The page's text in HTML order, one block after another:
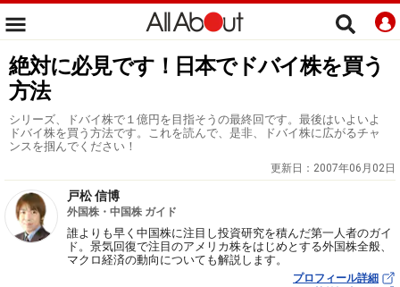
絶対に必見です！日本でドバイ株を買う
方法
シリーズ、ドバイ株で１億円を目指そうの最終回です。最後はいよいよ
ドバイ株を買う方法です。これを読んで、是非、ドバイ株に広がるチャ
ンスを掴んでください！
更新日： 2007年06月02日
戸松 信博
外国株・中国株 ガイド
誰よりも早く中国株に注目し投資研究を積んだ第一人者のガイ
ド。景気回復で注目のアメリカ株をはじめとする外国株全般、
マクロ経済の動向についても解説します。
プロフィール詳細